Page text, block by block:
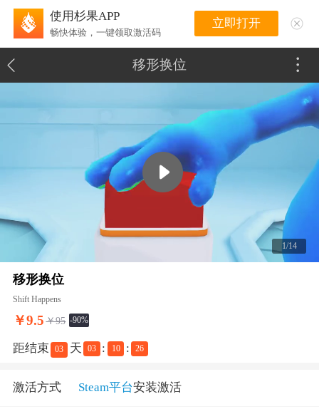
使用杉果APP
畅快体验，一键领取激活码
立即打开
移形换位
1/14
移形换位
Shift Happens
￥9.5 ￥95 -90%
距结束 03 天 03 : 10 : 26
激活方式 Steam平台安装激活